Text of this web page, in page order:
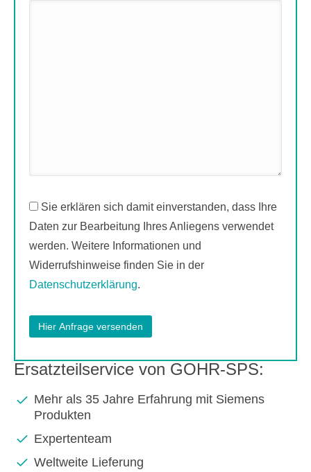
Sie erklären sich damit einverstanden, dass Ihre
Daten zur Bearbeitung Ihres Anliegens verwendet
werden. Weitere Informationen und
Widerrufshinweise finden Sie in der
Datenschutzerklärung.
Ersatzteilservice von GOHR-SPS:
Mehr als 35 Jahre Erfahrung mit Siemens
Produkten
Expertenteam
Weltweite Lieferung